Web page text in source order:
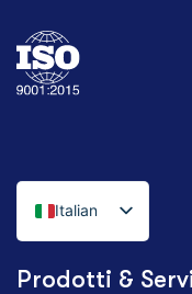
Italian
English
German
Prodotti &